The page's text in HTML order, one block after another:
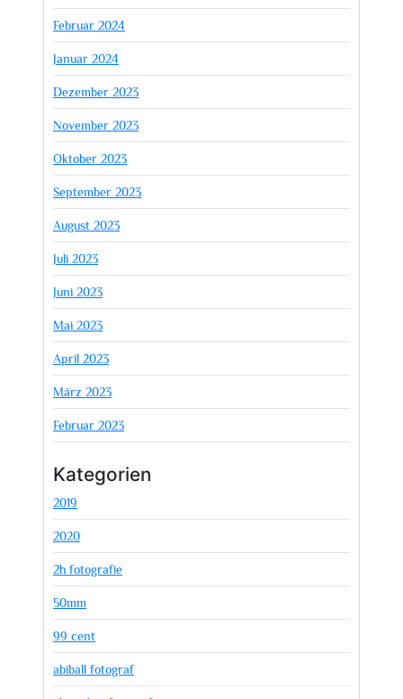
Februar 2024
Januar 2024
Dezember 2023
November 2023
Oktober 2023
September 2023
August 2023
Juli 2023
Juni 2023
Mai 2023
April 2023
März 2023
Februar 2023
Kategorien
2019
2020
2h fotografie
50mm
99 cent
abiball fotograf